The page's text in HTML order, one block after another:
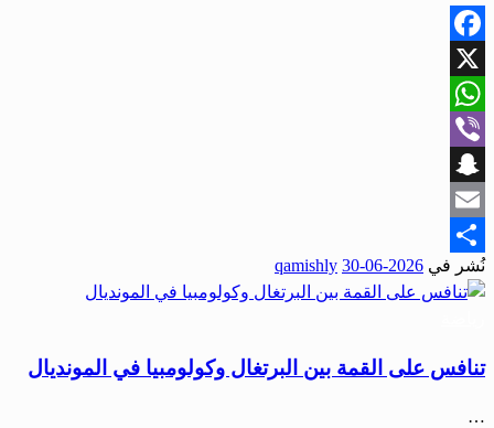
Facebook
X
WhatsApp
Viber
Snapchat
Email
Share
نُشر في 2026-06-30
qamishly
تنافس على القمة بين البرتغال وكولومبيا في المونديال
…